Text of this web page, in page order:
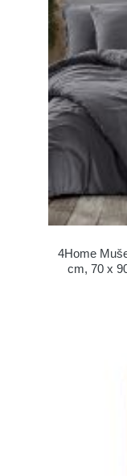
4Home
cm, 70 x